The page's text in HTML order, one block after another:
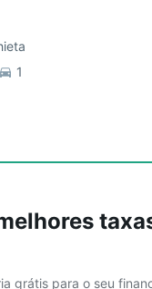
grátis para o seu
1